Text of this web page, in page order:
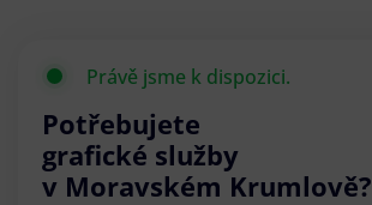
Právě jsme k dispozici.
Potřebujete
grafické služby
v Moravském Krumlově?